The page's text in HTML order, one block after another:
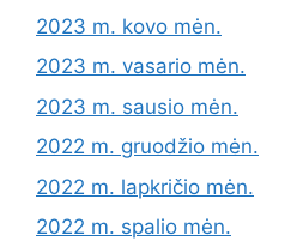
2023 m. kovo mėn.
2023 m. vasario mėn.
2023 m. sausio mėn.
2022 m. gruodžio mėn.
2022 m. lapkričio mėn.
2022 m. spalio mėn.